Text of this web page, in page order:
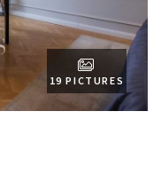
19 PICTURES